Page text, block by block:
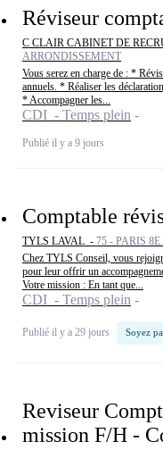
Réviseur
C CLAIR CABINET DE
ARRONDISSEMENT
Vous serez en charge de : *
annuels. * Réaliser les
* Accompagner les...
CDI - Temps plein
Publié il y a 9 jours
Comptable
TYLS LAVAL - 75 - PARIS
Chez TYLS Conseil, vous
pour leur offrir un
Votre mission : En tant que...
CDI - Temps plein
Publié il y a 29 jours Soyez
Reviseur
mission F/H -